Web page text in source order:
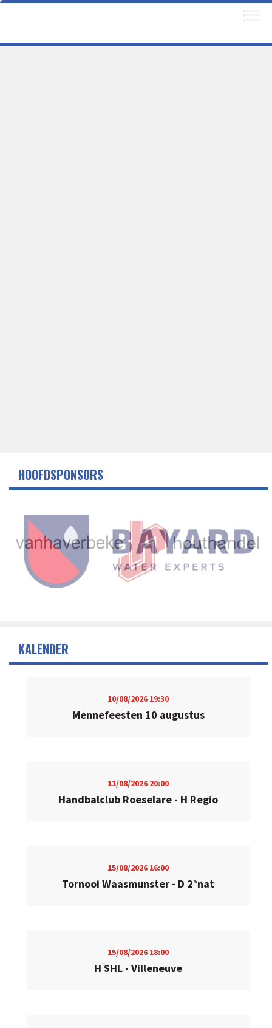
HOOFDSPONSORS
KALENDER
10/08/2026 19:30
Mennefeesten 10 augustus
11/08/2026 20:00
Handbalclub Roeselare - H Regio
15/08/2026 16:00
Tornooi Waasmunster - D 2°nat
15/08/2026 18:00
H SHL - Villeneuve